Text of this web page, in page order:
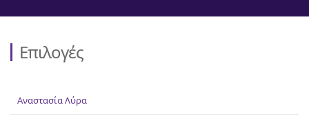
Αρχική
Αναστασία Λύρα
Επιλογές
Αναστασία Λύρα